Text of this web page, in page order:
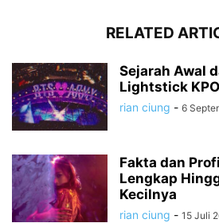
RELATED
Sejarah Awal
Lightstick
rian ciung - 6
Fakta dan
Lengkap
Kecilnya
rian ciung - 15 Juli